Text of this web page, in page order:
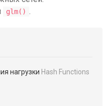
glm() .
нагрузки Hash Functions